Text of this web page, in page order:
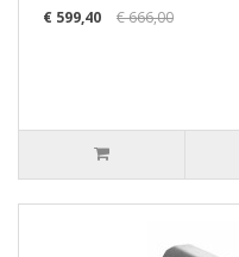
€ 599,40
€ 666,00